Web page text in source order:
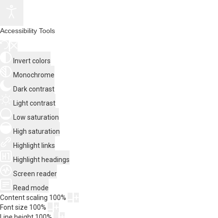
Accessibility Tools
Invert colors
Monochrome
Dark contrast
Light contrast
Low saturation
High saturation
Highlight links
Highlight headings
Screen reader
Read mode
Content scaling 100%
Font size 100%